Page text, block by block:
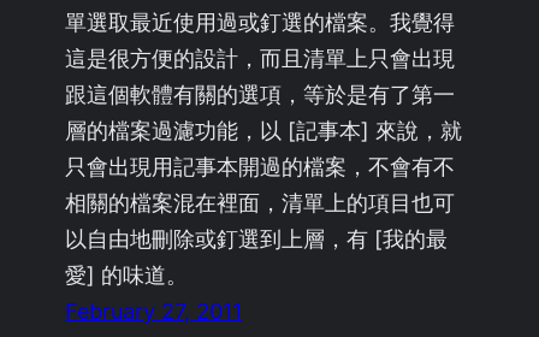
單選取最近使用過或釘選的檔案。我覺得
這是很方便的設計，而且清單上只會出現
跟這個軟體有關的選項，等於是有了第一
層的檔案過濾功能，以 [記事本] 來說，就
只會出現用記事本開過的檔案，不會有不
相關的檔案混在裡面，清單上的項目也可
以自由地刪除或釘選到上層，有 [我的最
愛] 的味道。
February 27, 2011